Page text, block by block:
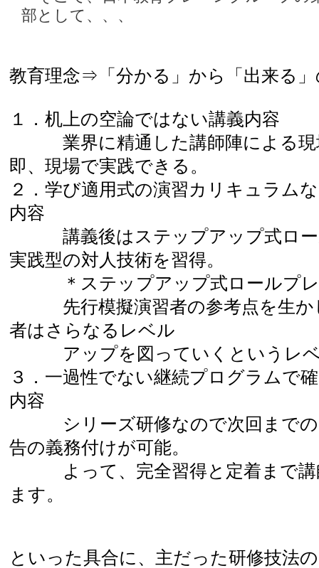
部として、、、
教育理念⇒「分かる」から「出来る」
１．机上の空論ではない講義内容
業界に精通した講師陣による現
即、現場で実践できる。
２．学び適用式の演習カリキュラム
内容
講義後はステップアップ式ロー
実践型の対人技術を習得。
＊ステップアップ式ロールプレ
先行模擬演習者の参考点を生か
者はさらなるレベル
アップを図っていくというレベ
３．一過性でない継続プログラムで
内容
シリーズ研修なので次回までの
告の義務付けが可能。
よって、完全習得と定着まで講
ます。
といった具合に、主だった研修技法